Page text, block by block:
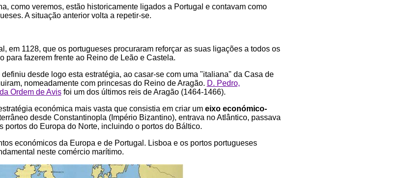
como veremos, estão historicamente ligados a Portugal e contavam como
A situação anterior volta a repetir-se.
em 1128, que os portugueses procuraram reforçar as suas ligações a todos os
para fazerem frente ao Reino de Leão e Castela.
definiu desde logo esta estratégia, ao casar-se com uma "italiana" da Casa de
nomeadamente com princesas do Reino de Aragão. D. Pedro,
Ordem de Avisfoi um dos últimos reis de Aragão (1464-1466).
económica mais vasta que consistia em criar um eixo económico-
desde Constantinopla (Império Bizantino), entrava no Atlântico, passava
portos do Europa do Norte, incluindo o portos do Báltico.
económicos da Europa e de Portugal. Lisboa e os portos portugueses
neste comércio marítimo.